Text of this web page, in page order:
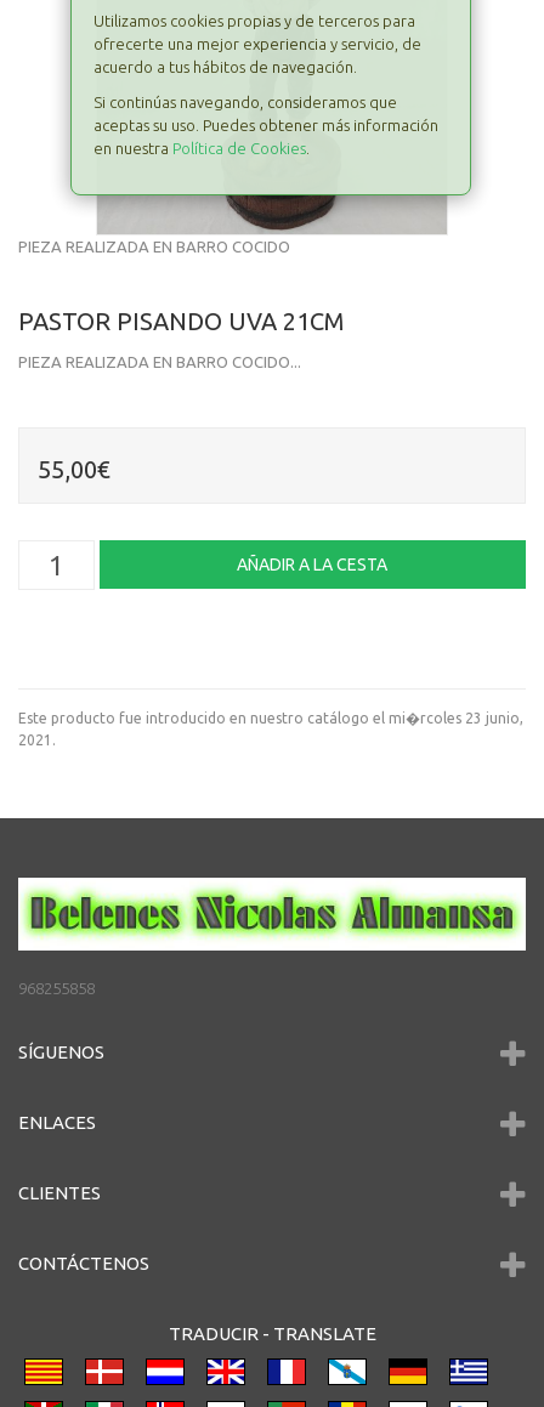
Utilizamos cookies propias y de terceros para
ofrecerte una mejor experiencia y servicio, de
acuerdo a tus hábitos de navegación.
Si continúas navegando, consideramos que
aceptas su uso. Puedes obtener más información
en nuestra Política de Cookies
PIEZA REALIZADA EN BARRO COCIDO
PASTOR PISANDO UVA 21CM
PIEZA REALIZADA EN BARRO COCIDO...
55,00€
Este producto fue introducido en nuestro catálogo el mi�rcoles 23 junio,
2021.
968255858
SÍGUENOS
ENLACES
CLIENTES
CONTÁCTENOS
TRADUCIR - TRANSLATE